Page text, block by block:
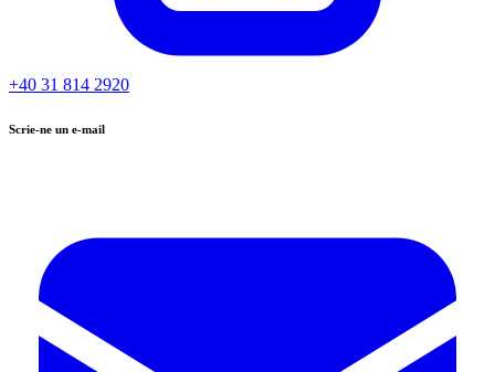
+40 31 814 2920
Scrie-ne un e-mail